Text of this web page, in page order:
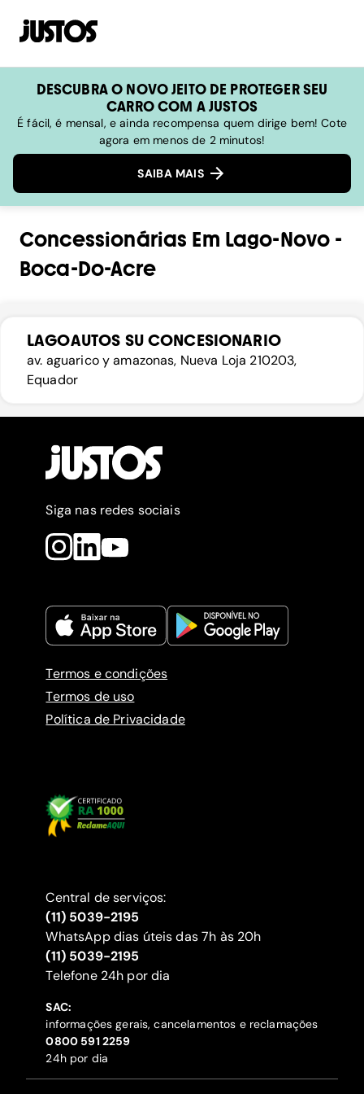
DESCUBRA O NOVO JEITO DE PROTEGER SEU
CARRO COM A JUSTOS
É fácil, é mensal, e ainda recompensa quem dirige bem! Cote
agora em menos de 2 minutos!
SAIBA MAIS
Concessionárias Em Lago-Novo -
Boca-Do-Acre
LAGOAUTOS SU CONCESIONARIO
av. aguarico y amazonas, Nueva Loja 210203,
Equador
Siga nas redes sociais
Termos e condições
Termos de uso
Política de Privacidade
Central de serviços:
(11) 5039-2195
WhatsApp dias úteis das 7h às 20h
(11) 5039-2195
‍Telefone 24h por dia
SAC:
informações gerais, cancelamentos e reclamações
‍0800 591 2259
24h por dia